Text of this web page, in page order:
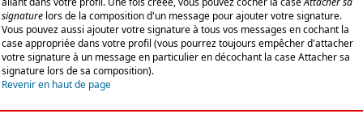
signature lors de la composition d'un message pour ajouter votre signature.
Vous pouvez aussi ajouter votre signature à tous vos messages en cochant la
case appropriée dans votre profil (vous pourrez toujours empêcher d'attacher
votre signature à un message en particulier en décochant la case Attacher sa
signature lors de sa composition).
Revenir en haut de page